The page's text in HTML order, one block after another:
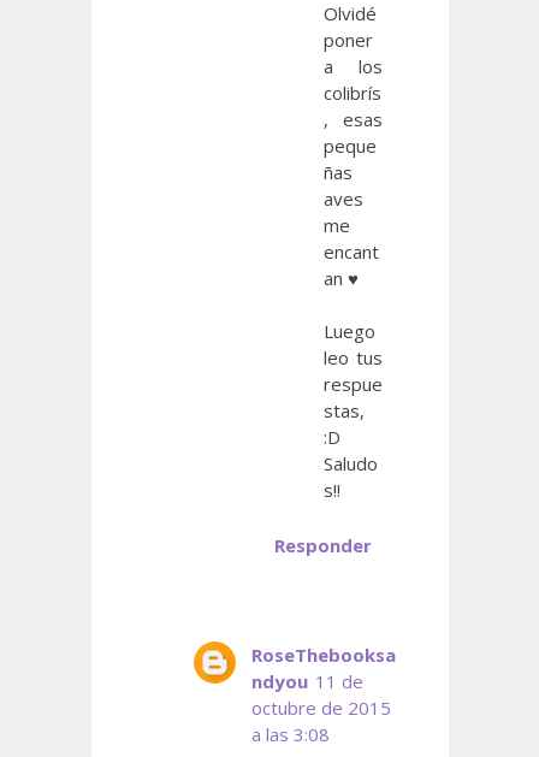
Olvidé
poner
a los
colibrís
, esas
peque
ñas
aves
me
encant
an ♥
Luego
leo tus
respue
stas,
:D
Saludo
s!!
Responder
RoseThebooksa
ndyou 11 de
octubre de 2015
a las 3:08